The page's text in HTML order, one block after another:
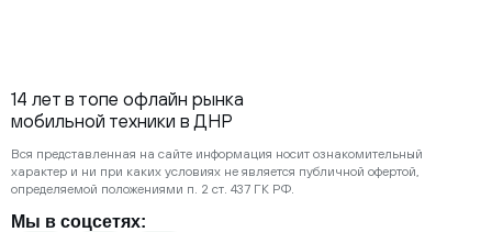
14 лет в топе офлайн рынка
мобильной техники в ДНР
Вся представленная на сайте информация носит ознакомительный
характер и ни при каких условиях не является публичной офертой,
определяемой положениями п. 2 ст. 437 ГК РФ.
Мы в соцсетях: